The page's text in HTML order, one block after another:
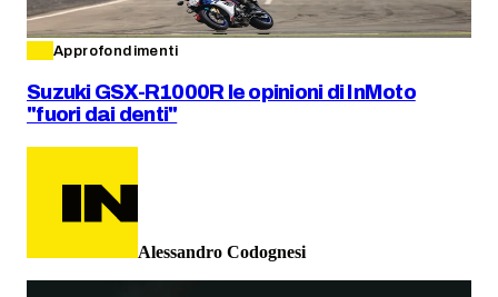
Approfondimenti
Suzuki GSX-R1000R le opinioni di InMoto
"fuori dai denti"
Alessandro Codognesi